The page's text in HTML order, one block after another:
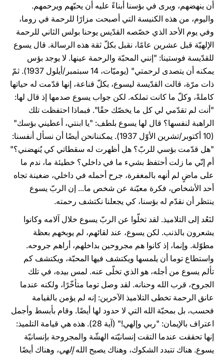
أن ينهضهم، ويرى في بؤسنا أبناءً عليه أن يحبّهم ويرحمهم.
واليوم، من هذه الكنيسة التي أصبحت مزارًا للرحمة في روما،
وفي يوم الأحد الذي خصّصه القدّيس يوحنا بولس الثاني للرحمة
الإلهيّة قبل عشرين عامًا، نقبل بكلّ ثقة هذه الرسالة. قال يسوع
للقدّيسة فوستينا: "إنني المحبّة والرحمة عينها. لا يوجد بؤس
يمكنه أن يتصدى لرحمتي" (يوميّات، 14 سبتمبر/أيلول 1937). ثمّ
ذات مرّة، قالت القدّيسة ليسوع، بكلّ قناعة، إنها قدّمت له حياتها
كاملةً، وكلّ ما كانت تملكه. لكن جواب يسوع صدمها إذ قال لها:
"أنت لم تقدّمي لي كل ما يخصّك حقًا". فبماذا احتفظت تلك
الراهبة لنفسها؟ قال لها يسوع بلطف: "يا ابنتي، أعطيني بؤسك"
(10 أكتوبر/تشرين الأوّل 1937). يمكننانحن أيضًا أن نسأل أنفسنا:
"هل قدّمت بؤسي للربّ؟ هل أظهرت له سقطاتي كي يُنهضني؟"
أم إنّي ما زلت أحتفظ بشيء ما في داخلي؟ خطيئة ما، ندم ما
على ماضٍ لم أنهه بالمغفرة، جرح أحمله في داخلي، ضغينة تجاه
أحد الأشخاص، فكرة معيّنة عن شخص ما... إن الربّ يسوع
ينتظر أن نقدّم له بؤسنا، كي يجعلنا نكتشف رحمته.
لنَعُد إلى التلاميذ. لقد تخلّوا عن الربّ يسوع خلال آلامه وكانوا
يشعرون بالذنب. لكن يسوع، عند لقائهم، لم يوبخهم بعظة
مطوّلة. وإنما، إذ كانوا هم مجروحين بداخلهم، أراهم جروحه.
واستطاع توما أن يلمسها ويكتشف فيها المحبّة، ويكتشف كم
تألم يسوع من أجله، هو الذي تخلّى عنه. لمس بيده، في تلك
الجروح، قرب الله وحنانه. لقد وصل توما متأخّرًا، ولكنه عندما
عانق الرحمة تخطى التلاميذ الآخرين: إنه لم يؤمن بالقيامة
فحسب، بل بمحبّة الله التي لا حدود لها أيضًا. وقام بأبسط وأجمل
اعتراف بالإيمان: "ربي وإلهي!" (آية 28). هذه هي قيامة التلميذ:
إنها تحققت عندما التقت إنسانيّته الهشّة والمجروحة بإنسانيّة
يسوع. هناك تتبدد الشكوك، وهناك يصبح اللهإلهي، وهناك أيضًا